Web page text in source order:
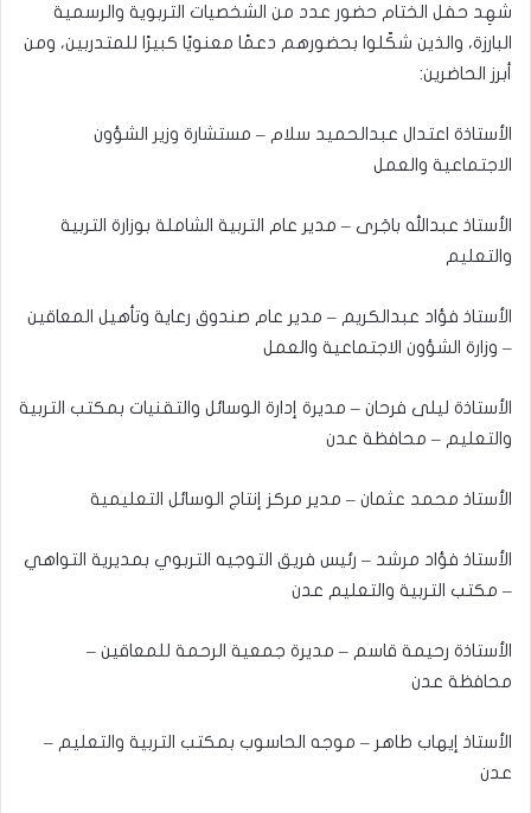
شهِد حفل الختام حضور عدد من الشخصيات التربوية والرسمية
البارزة، والذين شكّلوا بحضورهم دعمًا معنويًا كبيرًا للمتدربين، ومن
أبرز الحاضرين:
الأستاذة اعتدال عبدالحميد سلام – مستشارة وزير الشؤون
الاجتماعية والعمل
الأستاذ عبدالله باجَرى – مدير عام التربية الشاملة بوزارة التربية
والتعليم
الأستاذ فؤاد عبدالكريم – مدير عام صندوق رعاية وتأهيل المعاقين
– وزارة الشؤون الاجتماعية والعمل
الأستاذة ليلى فرحان – مديرة إدارة الوسائل والتقنيات بمكتب التربية
والتعليم – محافظة عدن
الأستاذ محمد عثمان – مدير مركز إنتاج الوسائل التعليمية
الأستاذ فؤاد مرشد – رئيس فريق التوجيه التربوي بمديرية التواهي
– مكتب التربية والتعليم عدن
الأستاذة رحيمة قاسم – مديرة جمعية الرحمة للمعاقين –
محافظة عدن
الأستاذ إيهاب طاهر – موجه الحاسوب بمكتب التربية والتعليم –
عدن